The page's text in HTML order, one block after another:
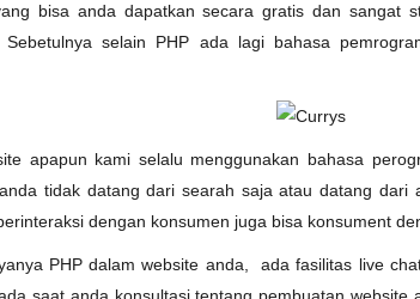
bisa anda dapatkan secara gratis dan sangat
Sebetulnya selain PHP ada lagi bahasa
apapun kami selalu menggunakan bahasa
tidak datang dari searah saja atau datang
dengan konsumen juga bisa konsument
PHP dalam website anda, ada fasilitas live